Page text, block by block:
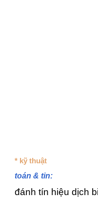
* kỹ thuật
toán & tin:
đánh tín hiệu dịch